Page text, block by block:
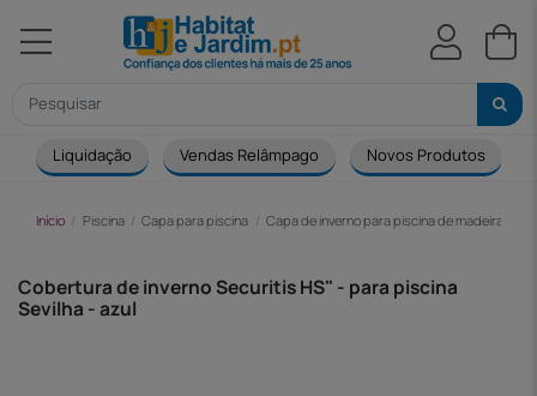
Liquidação Vendas Relâmpago Novos Produtos
Início Piscina Capa para piscina Capa de inverno para piscina de madeira
Cobertura de inverno Securitis HS" - para piscina
Sevilha - azul